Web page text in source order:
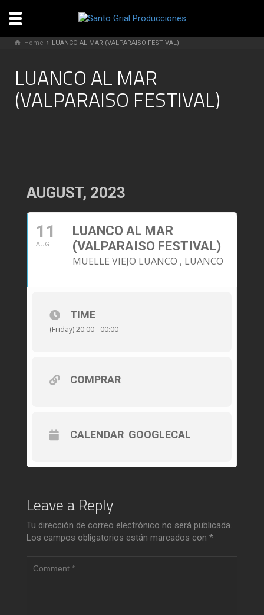
Home LUANCO AL MAR (VALPARAISO FESTIVAL)
LUANCO AL MAR
(VALPARAISO FESTIVAL)
AUGUST, 2023
11
AUG
LUANCO AL MAR
(VALPARAISO FESTIVAL)
MUELLE VIEJO LUANCO , LUANCO
TIME
(Friday) 20:00 - 00:00
COMPRAR
CALENDAR GOOGLECAL
Leave a Reply
Tu dirección de correo electrónico no será publicada.
Los campos obligatorios están marcados con *